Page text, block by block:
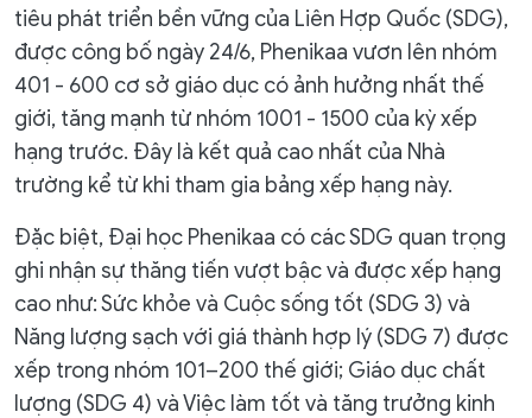
tiêu phát triển bền vững của Liên Hợp Quốc (SDG),
được công bố ngày 24/6, Phenikaa vươn lên nhóm
401 - 600 cơ sở giáo dục có ảnh hưởng nhất thế
giới, tăng mạnh từ nhóm 1001 - 1500 của kỳ xếp
hạng trước. Đây là kết quả cao nhất của Nhà
trường kể từ khi tham gia bảng xếp hạng này.
Đặc biệt, Đại học Phenikaa có các SDG quan trọng
ghi nhận sự thăng tiến vượt bậc và được xếp hạng
cao như: Sức khỏe và Cuộc sống tốt (SDG 3) và
Năng lượng sạch với giá thành hợp lý (SDG 7) được
xếp trong nhóm 101–200 thế giới; Giáo dục chất
lượng (SDG 4) và Việc làm tốt và tăng trưởng kinh